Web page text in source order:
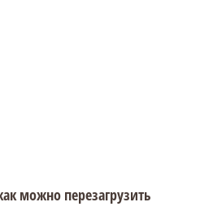
можно перезагрузить